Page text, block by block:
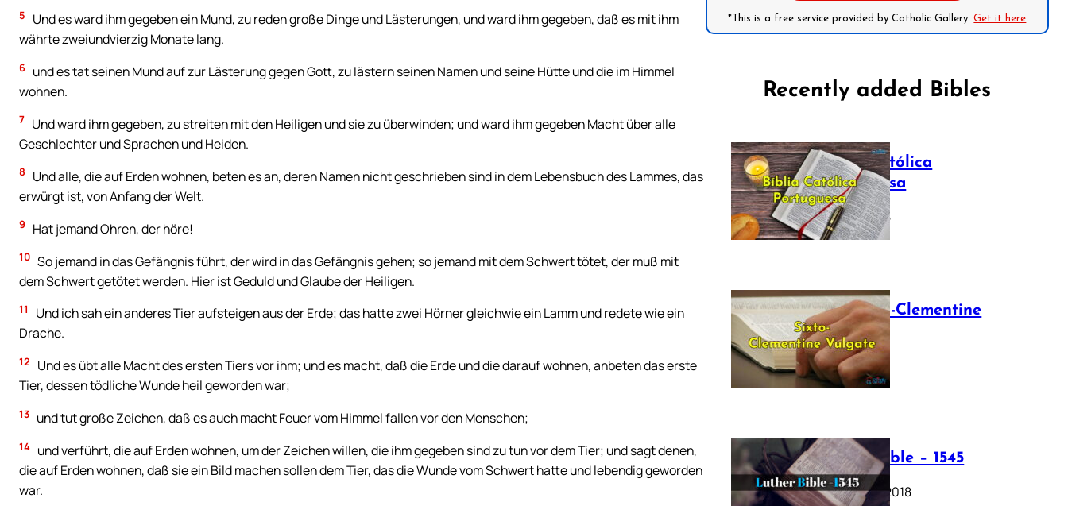
5
Und es ward ihm gegeben ein Mund, zu reden große Dinge und Lästerungen, und ward ihm gegeben, daß es mit ihm
währte zweiundvierzig Monate lang.
6 und es tat seinen Mund auf zur Lästerung gegen Gott, zu lästern seinen Namen und seine Hütte und die im Himmel
wohnen.
7 Und ward ihm gegeben, zu streiten mit den Heiligen und sie zu überwinden; und ward ihm gegeben Macht über alle
Geschlechter und Sprachen und Heiden.
8
Und alle, die auf Erden wohnen, beten es an, deren Namen nicht geschrieben sind in dem Lebensbuch des Lammes, das
erwürgt ist, von Anfang der Welt.
9 Hat jemand Ohren, der höre!
10 So jemand in das Gefängnis führt, der wird in das Gefängnis gehen; so jemand mit dem Schwert tötet, der muß mit
dem Schwert getötet werden. Hier ist Geduld und Glaube der Heiligen.
11
Und ich sah ein anderes Tier aufsteigen aus der Erde; das hatte zwei Hörner gleichwie ein Lamm und redete wie ein
Drache.
12
Und es übt alle Macht des ersten Tiers vor ihm; und es macht, daß die Erde und die darauf wohnen, anbeten das erste
Tier, dessen tödliche Wunde heil geworden war;
13 und tut große Zeichen, daß es auch macht Feuer vom Himmel fallen vor den Menschen;
14 und verführt, die auf Erden wohnen, um der Zeichen willen, die ihm gegeben sind zu tun vor dem Tier; und sagt denen,
die auf Erden wohnen, daß sie ein Bild machen sollen dem Tier, das die Wunde vom Schwert hatte und lebendig geworden
war.
*This is a free service provided by Catholic Gallery.Get it here
Recently added Bibles
Bíblia Católica
Portuguesa
July 16, 2025
The Sixto-Clementine
Vulgate
July 12, 2025
Luther Bible – 1545
October 17, 2018